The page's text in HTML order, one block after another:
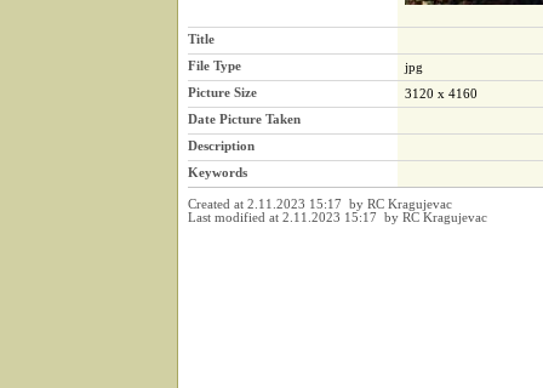
Title
File Type
jpg
Picture Size
3120 x 4160
Date Picture Taken
Description
Keywords
Created at 2.11.2023 15:17 by RC Kragujevac
Last modified at 2.11.2023 15:17 by RC Kragujevac